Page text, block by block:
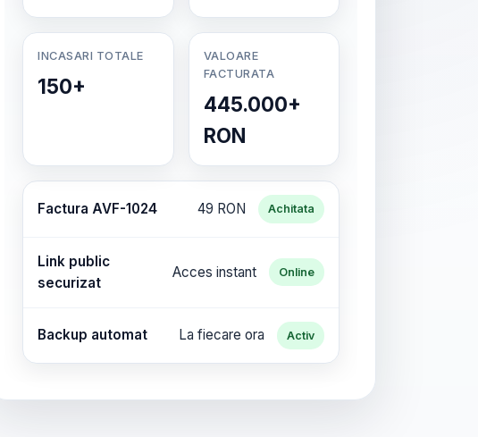
INCASARI TOTALE
150+
VALOARE
FACTURATA
445.000+
RON
Factura AVF-1024 49 RON Achitata
Link public
securizat
Acces instant Online
Backup automat La fiecare ora Activ